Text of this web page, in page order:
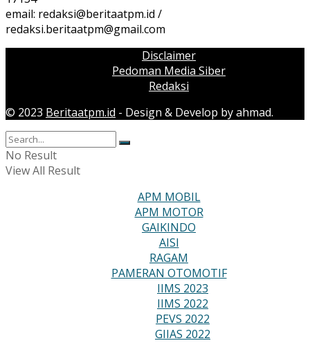
email: redaksi@beritaatpm.id /
redaksi.beritaatpm@gmail.com
Disclaimer
Pedoman Media Siber
Redaksi
© 2023 Beritaatpm.id - Design & Develop by ahmad.
No Result
View All Result
APM MOBIL
APM MOTOR
GAIKINDO
AISI
RAGAM
PAMERAN OTOMOTIF
IIMS 2023
IIMS 2022
PEVS 2022
GIIAS 2022